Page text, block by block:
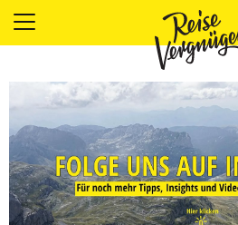
LÄNDER
UNTERKÜNFTE
FOOD
PLANUNG
OUTDOOR